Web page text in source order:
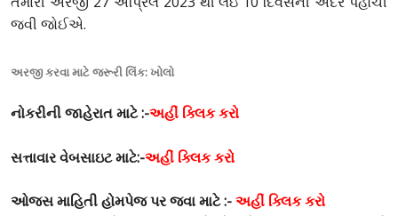
જવી જોઈએ.
અરજી કરવા માટે જરૂરી લિંક: ખોલો
નોકરીની જાહેરાત માટે :-અહીં ક્લિક કરો
સત્તાવારવેબસાઇટ માટે:-અહીં ક્લિક કરો
ઓજસ માહિતી હોમપેજ પર જવા માટે :-અહીં ક્લિક કરો